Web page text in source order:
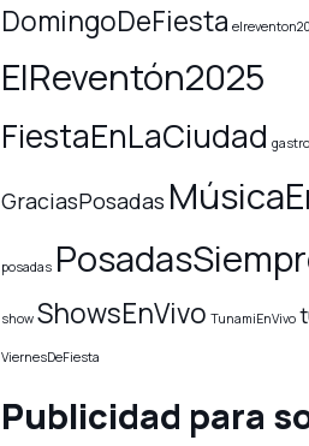
DomingoDeFiesta
ElReventón2025
FiestaEnLaCiudad
GraciasPosadas
posadas
show ShowsEnVivo TunamiEnVivo
ViernesDeFiesta
Publicidad para